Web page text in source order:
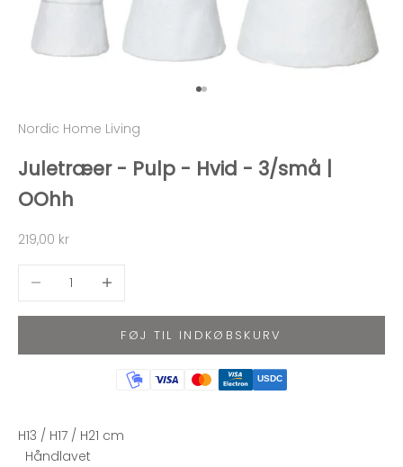
Gå til element 1
Gå til element 2
Nordic Home Living
Juletræer - Pulp - Hvid - 3/små |
OOhh
Salgspris
219,00 kr
Sænk antal
Øg antal
FØJ TIL INDKØBSKURV
USDC
H13 / H17 / H21 cm
Håndlavet